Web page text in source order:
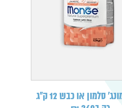
מבצע מונג' סלמון או כבש 12 ק"ג